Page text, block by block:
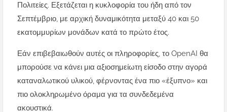
Πολιτείες. Εξετάζεται η κυκλοφορία του ήδη από τον
Σεπτέμβριο, με αρχική δυναμικότητα μεταξύ 40 και 50
εκατομμυρίων μονάδων κατά το πρώτο έτος.
Εάν επιβεβαιωθούν αυτές οι πληροφορίες, το OpenAI θα
μπορούσε να κάνει μια αξιοσημείωτη είσοδο στην αγορά
καταναλωτικού υλικού, φέρνοντας ένα πιο «έξυπνο» και
πιο ολοκληρωμένο όραμα για τα συνδεδεμένα
ακουστικά.